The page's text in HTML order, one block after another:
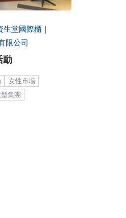
生堂國際櫃 ｜
限公司
動
女性市場
集團